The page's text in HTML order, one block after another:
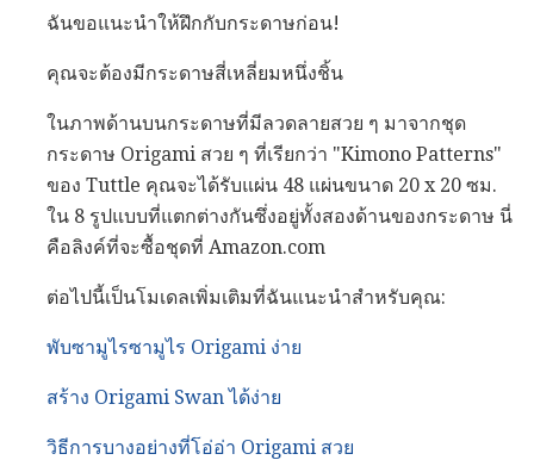
ฉันขอแนะนำให้ฝึกกับกระดาษก่อน!
คุณจะต้องมีกระดาษสี่เหลี่ยมหนึ่งชิ้น
ในภาพด้านบนกระดาษที่มีลวดลายสวย ๆ มาจากชุด
กระดาษ Origami สวย ๆ ที่เรียกว่า "Kimono Patterns"
ของ Tuttle คุณจะได้รับแผ่น 48 แผ่นขนาด 20 x 20 ซม.
ใน 8 รูปแบบที่แตกต่างกันซึ่งอยู่ทั้งสองด้านของกระดาษ นี่
คือลิงค์ที่จะซื้อชุดที่ Amazon.com
ต่อไปนี้เป็นโมเดลเพิ่มเติมที่ฉันแนะนำสำหรับคุณ:
พับซามูไรซามูไร Origami ง่าย
สร้าง Origami Swan ได้ง่าย
วิธีการบางอย่างที่โอ่อ่า Origami สวย